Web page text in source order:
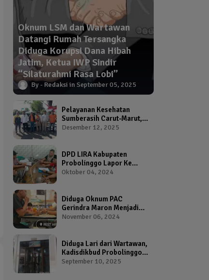
Oknum LSM dan Wartawan
Datangi Rumah Tersangka
Diduga Korupsi Dana Hibah
Jatim, Ketua IWP Sindir
“Silaturahmi Rasa Lobi”
Redaksi September 05, 2025
Pelayanan Kesehatan
Sumberasih Carut-Marut,
Kepala Puskesmas dan
Desember 12, 2025
DPD LIRA Kabupaten
Probolinggo Lapor Ke
Bawaslu Terkait Dugaan
Bupati Probolinggo
Oktober 04, 2024
Diduga Oknum PAC
Gerindra Maron Menjadi
Broker Proposal Dana
November 06, 2024
Diduga Lari dari Wartawan,
Kadisdikbud Probolinggo
Bikin Geram Ketua IWP
September 10, 2025